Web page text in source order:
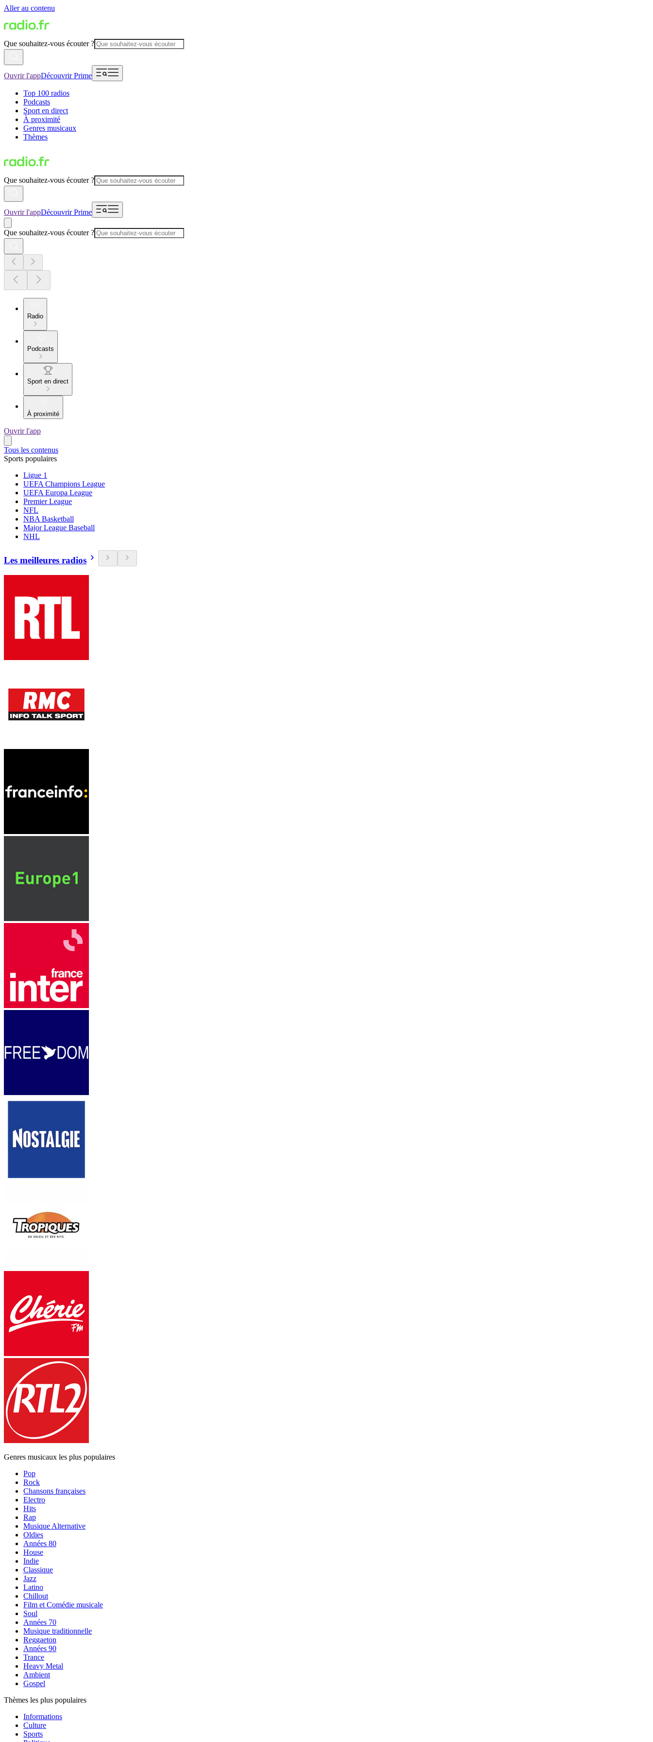
Aller au contenu
Que souhaitez-vous écouter ?
Ouvrir l'appDécouvrir Prime
Top 100 radios
Podcasts
Sport en direct
À proximité
Genres musicaux
Thèmes
Que souhaitez-vous écouter ?
Ouvrir l'appDécouvrir Prime
Que souhaitez-vous écouter ?
Radio
Podcasts
Sport en direct
À proximité
Ouvrir l'app
Tous les contenus
Sports populaires
Ligue 1
UEFA Champions League
UEFA Europa League
Premier League
NFL
NBA Basketball
Major League Baseball
NHL
Les meilleures radios
Genres musicaux les plus populaires
Pop
Rock
Chansons françaises
Electro
Hits
Rap
Musique Alternative
Oldies
Années 80
House
Indie
Classique
Jazz
Latino
Chillout
Film et Comédie musicale
Soul
Années 70
Musique traditionnelle
Reggaeton
Années 90
Trance
Heavy Metal
Ambient
Gospel
Thèmes les plus populaires
Informations
Culture
Sports